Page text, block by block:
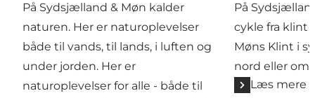
På Sydsjælland & Møn kalder
naturen. Her er naturoplevelser
både til vands, til lands, i luften og
under jorden. Her er
naturoplevelser for alle - både til
På
cykle fra klint
Møns Klint i
nord eller
Læs mere